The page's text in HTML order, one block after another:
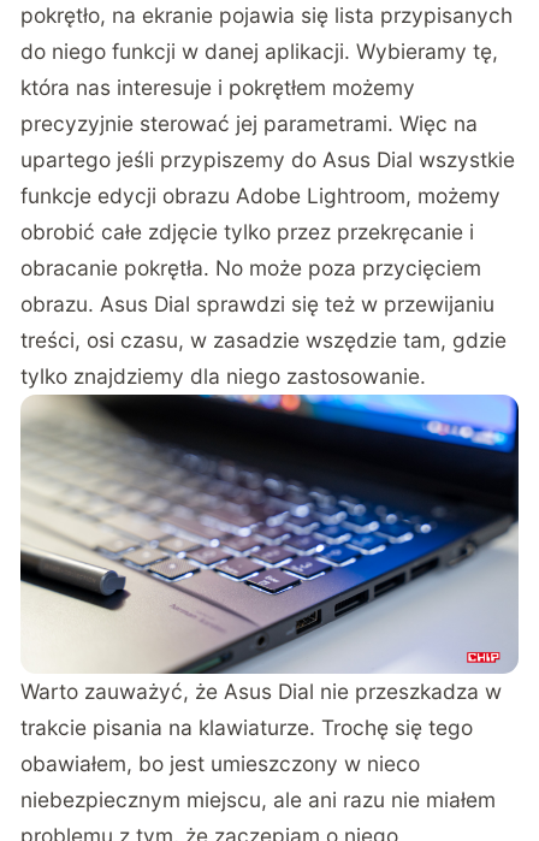
pokrętło, na ekranie pojawia się lista przypisanych
do niego funkcji w danej aplikacji. Wybieramy tę,
która nas interesuje i pokrętłem możemy
precyzyjnie sterować jej parametrami. Więc na
upartego jeśli przypiszemy do Asus Dial wszystkie
funkcje edycji obrazu Adobe Lightroom, możemy
obrobić całe zdjęcie tylko przez przekręcanie i
obracanie pokrętła. No może poza przycięciem
obrazu. Asus Dial sprawdzi się też w przewijaniu
treści, osi czasu, w zasadzie wszędzie tam, gdzie
tylko znajdziemy dla niego zastosowanie.
Warto zauważyć, że Asus Dial nie przeszkadza w
trakcie pisania na klawiaturze. Trochę się tego
obawiałem, bo jest umieszczony w nieco
niebezpiecznym miejscu, ale ani razu nie miałem
problemu z tym, że zaczepiam o niego